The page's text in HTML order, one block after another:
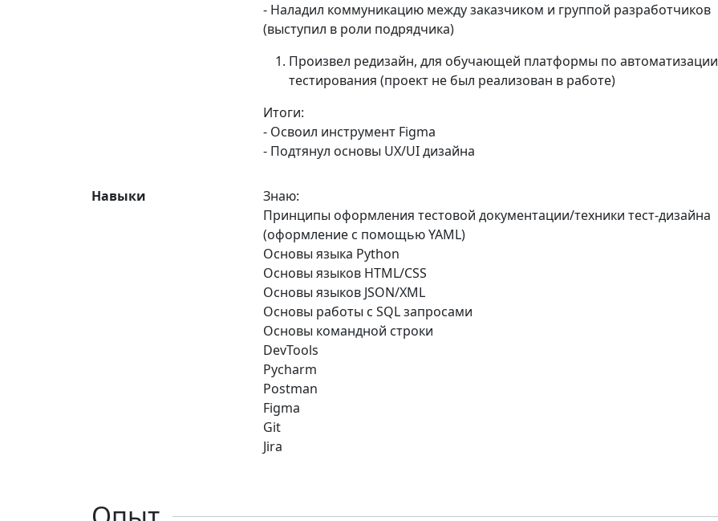
- Наладил коммуникацию между заказчиком и группой разработчиков
(выступил в роли подрядчика)
Произвел редизайн, для обучающей платформы по автоматизации
тестирования (проект не был реализован в работе)
Итоги:
- Освоил инструмент Figma
- Подтянул основы UX/UI дизайна
Навыки
Знаю:
Принципы оформления тестовой документации/техники тест-дизайна
(оформление с помощью YAML)
Основы языка Python
Основы языков HTML/CSS
Основы языков JSON/XML
Основы работы с SQL запросами
Основы командной строки
DevTools
Pycharm
Postman
Figma
Git
Jira